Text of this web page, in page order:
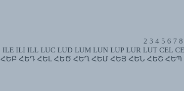
2 3 4 5 6 7 8
ILE ILI ILL LUC LUD LUM LUN LUP LUR LUT CEL
ՀԵԲ ՀԵԴ ՀԵԼ ՀԵԾ ՀԵՂ ՀԵՄ ՀԵՅ ՀԵՆ ՀԵՇ ՀԵՊ